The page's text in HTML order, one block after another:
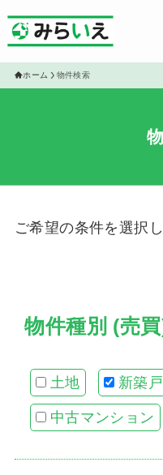
ホーム 物件検索
ご希望の条件を選択
物件種別 (売
土地 新築
中古マンション